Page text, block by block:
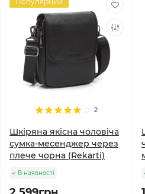
2
Шкіряна якісна чоловіча
сумка-месенджер через
плече чорна (Rekarti)
В наявності